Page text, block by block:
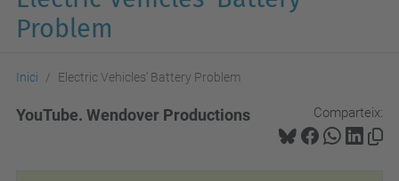
Problem
Inici Electric Vehicles' Battery Problem
Comparteix:
YouTube. Wendover Productions